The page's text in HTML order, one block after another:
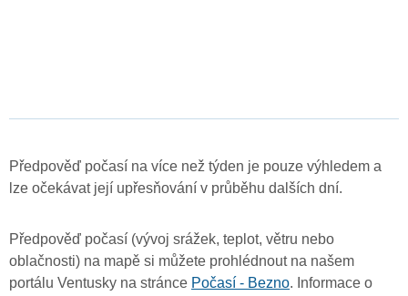
Předpověď počasí na více než týden je pouze výhledem a
lze očekávat její upřesňování v průběhu dalších dní.
Předpověď počasí (vývoj srážek, teplot, větru nebo
oblačnosti) na mapě si můžete prohlédnout na našem
portálu Ventusky na stránce Počasí - Bezno. Informace o